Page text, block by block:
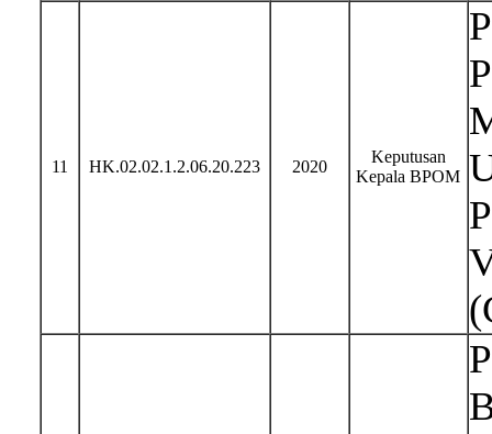
11 HK.02.02.1.2.06.20.223 2020
Keputusan
Kepala BPOM